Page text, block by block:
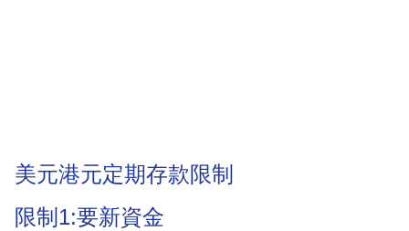
美元港元定期存款限制
限制1:要新資金